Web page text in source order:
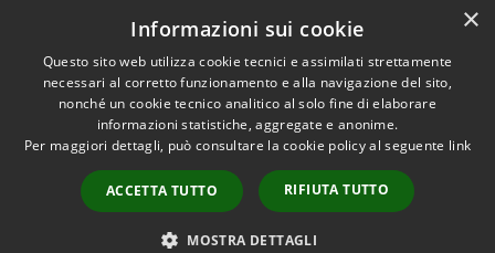
Dichiarazione di accessibilità
Accessibilità
Copyright © 2026 • Comune di
Supino • Powered by
Municipium•
Accesso
redazione
×
Informazioni sui cookie
Questo sito web utilizza cookie tecnici e assimilati strettamente
necessari al corretto funzionamento e alla navigazione del sito,
nonché un cookie tecnico analitico al solo fine di elaborare
informazioni statistiche, aggregate e anonime.
Per maggiori dettagli, può consultare la cookie policy al seguente link
ACCETTA TUTTO RIFIUTA TUTTO
MOSTRA DETTAGLI